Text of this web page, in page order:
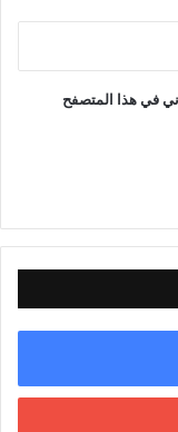
في هذا المتصفح